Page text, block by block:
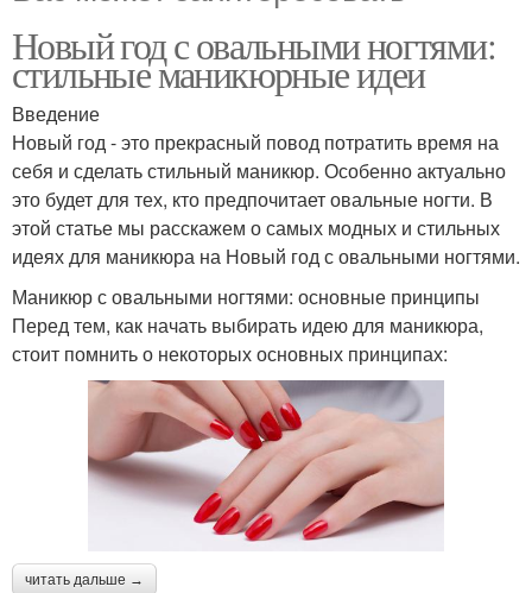
Новый год с овальными ногтями:
стильные маникюрные идеи
Введение
Новый год - это прекрасный повод потратить время на
себя и сделать стильный маникюр. Особенно актуально
это будет для тех, кто предпочитает овальные ногти. В
этой статье мы расскажем о самых модных и стильных
идеях для маникюра на Новый год с овальными ногтями.
Маникюр с овальными ногтями: основные принципы
Перед тем, как начать выбирать идею для маникюра,
стоит помнить о некоторых основных принципах:
читать дальше →